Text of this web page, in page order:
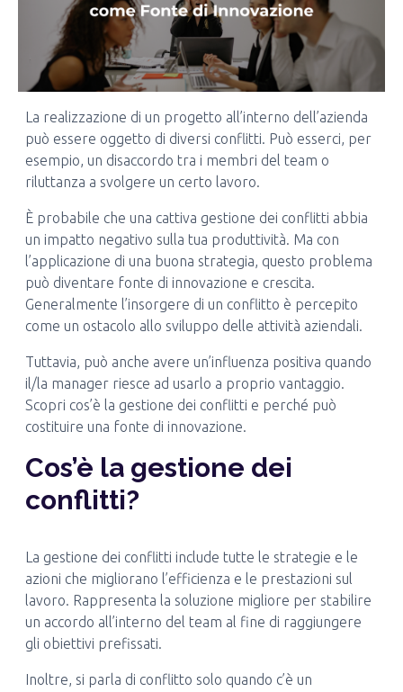
La realizzazione di un progetto all’interno dell’azienda
può essere oggetto di diversi conflitti. Può esserci, per
esempio, un disaccordo tra i membri del team o
riluttanza a svolgere un certo lavoro.
È probabile che una cattiva gestione dei conflitti abbia
un impatto negativo sulla tua produttività. Ma con
l’applicazione di una buona strategia, questo problema
può diventare fonte di innovazione e crescita.
Generalmente l’insorgere di un conflitto è percepito
come un ostacolo allo sviluppo delle attività aziendali.
Tuttavia, può anche avere un’influenza positiva quando
il/la manager riesce ad usarlo a proprio vantaggio.
Scopri cos’è la gestione dei conflitti e perché può
costituire una fonte di innovazione.
Cos’è la gestione dei
conflitti?
La gestione dei conflitti include tutte le strategie e le
azioni che migliorano l’efficienza e le prestazioni sul
lavoro. Rappresenta la soluzione migliore per stabilire
un accordo all’interno del team al fine di raggiungere
gli obiettivi prefissati.
Inoltre, si parla di conflitto solo quando c’è un